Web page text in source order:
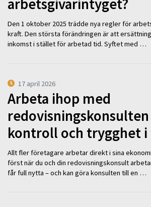
arbetsgivarintyget?
Den 1 oktober 2025 trädde nya regler för
kraft. Den största förändringen är att
inkomst i stället för arbetad tid. Syftet med …
17 april 2026
Arbeta ihop med
kontroll och trygghet
Allt fler företagare arbetar direkt i sina
först när du och din redovisningskonsult
får full nytta – och kan göra konsulten till en …